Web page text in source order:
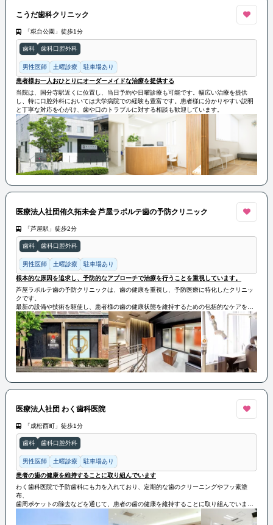
こうだ歯科クリニック
「糀台公園」徒歩1分
歯科 歯科口腔外科
男性医師 土曜診療 駐車場あり
患者様お一人おひとりにオーダーメイドな治療を提供する
当院は、国分寺駅近くに位置し、当日予約や日曜診療も可能です。幅広い治療を提供
し、特に口腔外科においては大学病院での経験も豊富です。患者様に分かりやすい説明
と丁寧な対応を心がけ、歯や口のトラブルに対する相談も歓迎しています。
医療法人社団侑久拓未会 芦屋ラポルテ歯の予防クリニック
「芦屋駅」徒歩2分
歯科 歯科口腔外科
男性医師 土曜診療 駐車場あり
根本的な原因を追求し、予防的なアプローチで治療を行うことを重視しています。
芦屋ラポルテ歯の予防クリニックは、歯の健康を重視し、予防医療に特化したクリニッ
クです。
最新の設備や技術を駆使し、患者様の歯の健康状態を維持するための包括的なケアを提
供しています。
定期的な検診やクリーニングだけでなく、根本的な原因を追求し、予防的なアプローチ
で治療を行うことを重視しています。
医療法人社団 わく歯科医院
「成松西町」徒歩1分
歯科 歯科口腔外科
男性医師 土曜診療 駐車場あり
患者の歯の健康を維持することに取り組んでいます
わく歯科医院で予防歯科にも力を入れており、定期的な歯のクリーニングやフッ素塗
布、
歯周ポケットの除去などを通じて、患者の歯の健康を維持することに取り組んでいま
地域の患者にとって頼りになる歯科医療機関として、